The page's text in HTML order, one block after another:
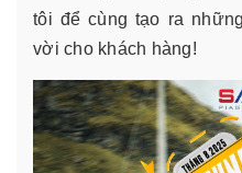
tôi để cùng tạo ra
vời cho khách hàng!